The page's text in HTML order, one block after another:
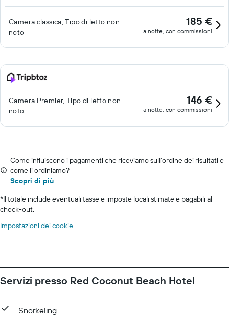
Camera classica, Tipo di letto non
noto
185 €
a notte, con commissioni
Camera Premier, Tipo di letto non
noto
146 €
a notte, con commissioni
Come influiscono i pagamenti che riceviamo sull'ordine dei risultati e
come li ordiniamo?
Scopri di più
*Il totale include eventuali tasse e imposte locali stimate e pagabili al
check-out.
Impostazioni dei cookie
Servizi presso Red Coconut Beach Hotel
Snorkeling